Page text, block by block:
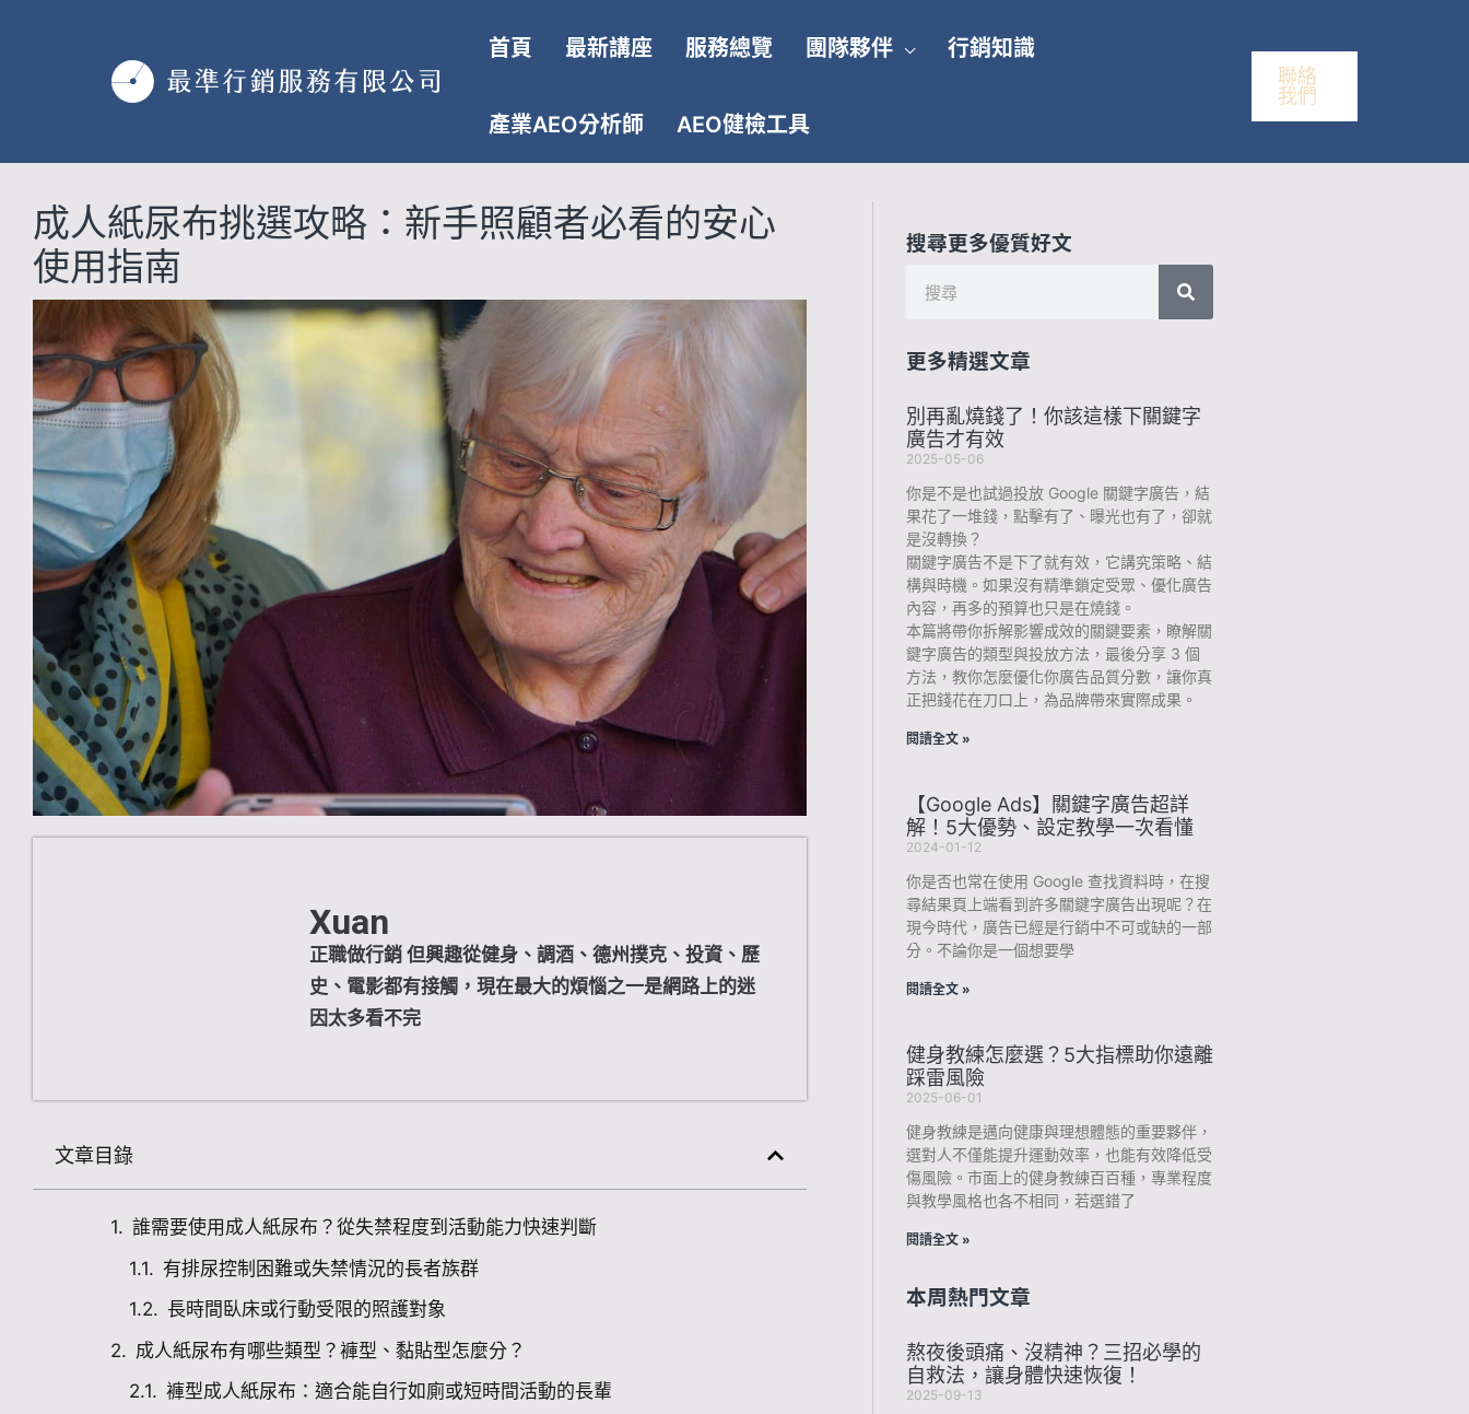
首頁 最新講座 服務總覽 團隊夥伴 行銷知識
產業AEO分析師 AEO健檢工具
聯絡
我們
成人紙尿布挑選攻略：新手照顧者必看的安心
使用指南
Xuan
正職做行銷 但興趣從健身、調酒、德州撲克、投資、歷
史、電影都有接觸，現在最大的煩惱之一是網路上的迷
因太多看不完
文章目錄
誰需要使用成人紙尿布？從失禁程度到活動能力快速判斷
有排尿控制困難或失禁情況的長者族群
長時間臥床或行動受限的照護對象
成人紙尿布有哪些類型？褲型、黏貼型怎麼分？
褲型成人紙尿布：適合能自行如廁或短時間活動的長輩
搜尋更多優質好文
更多精選文章
別再亂燒錢了！你該這樣下關鍵字
廣告才有效
2025-05-06
你是不是也試過投放 Google 關鍵字廣告，結
果花了一堆錢，點擊有了、曝光也有了，卻就
是沒轉換？
關鍵字廣告不是下了就有效，它講究策略、結
構與時機。如果沒有精準鎖定受眾、優化廣告
內容，再多的預算也只是在燒錢。
本篇將帶你拆解影響成效的關鍵要素，瞭解關
鍵字廣告的類型與投放方法，最後分享 3 個
方法，教你怎麼優化你廣告品質分數，讓你真
正把錢花在刀口上，為品牌帶來實際成果。
閱讀全文 »
【Google Ads】關鍵字廣告超詳
解！5大優勢、設定教學一次看懂
2024-01-12
你是否也常在使用 Google 查找資料時，在搜
尋結果頁上端看到許多關鍵字廣告出現呢？在
現今時代，廣告已經是行銷中不可或缺的一部
分。不論你是一個想要學
閱讀全文 »
健身教練怎麼選？5大指標助你遠離
踩雷風險
2025-06-01
健身教練是邁向健康與理想體態的重要夥伴，
選對人不僅能提升運動效率，也能有效降低受
傷風險。市面上的健身教練百百種，專業程度
與教學風格也各不相同，若選錯了
閱讀全文 »
本周熱門文章
熬夜後頭痛、沒精神？三招必學的
自救法，讓身體快速恢復！
2025-09-13